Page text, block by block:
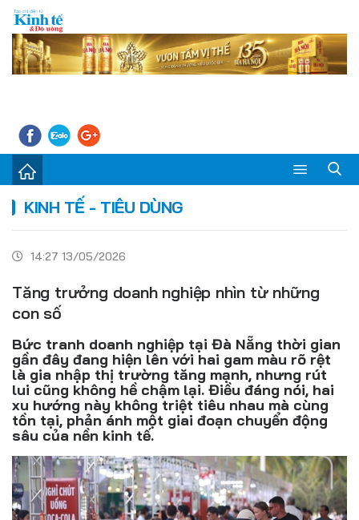
Kinh tế - Tiêu dùng
Đời sống
Thị trường
Đồ uống
Pháp luật
Khoa giáo
Multimedia
KINH TẾ - TIÊU DÙNG
14:27 13/05/2026
Tăng trưởng doanh nghiệp nhìn từ những
con số
Bức tranh doanh nghiệp tại Đà Nẵng thời gian
gần đây đang hiện lên với hai gam màu rõ rệt
là gia nhập thị trường tăng mạnh, nhưng rút
lui cũng không hề chậm lại. Điều đáng nói, hai
xu hướng này không triệt tiêu nhau mà cùng
tồn tại, phản ánh một giai đoạn chuyển động
sâu của nền kinh tế.